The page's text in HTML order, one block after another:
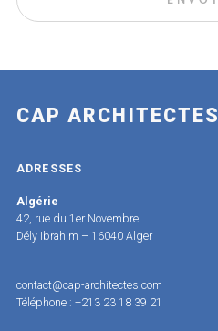
CAP ARCHITECTES
ADRESSES
Algérie
42, rue du 1er Novembre
Dély Ibrahim – 16040 Alger
contact@cap-architectes.com
Téléphone : +213 23 18 39 21